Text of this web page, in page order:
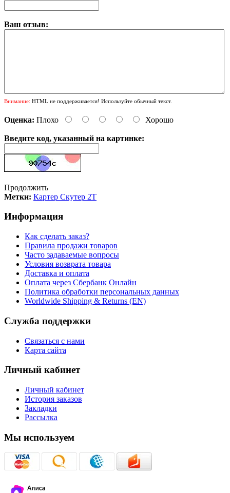
Ваш отзыв:
Внимание: HTML не поддерживается! Используйте обычный текст.
Оценка: Плохо Хорошо
Введите код, указанный на картинке:
Продолжить
Метки: Картер Скутер 2Т
Информация
Как сделать заказ?
Правила продажи товаров
Часто задаваемые вопросы
Условия возврата товара
Доставка и оплата
Оплата через Сбербанк Онлайн
Политика обработки персональных данных
Worldwide Shipping & Returns (EN)
Служба поддержки
Связаться с нами
Карта сайта
Личный кабинет
Личный кабинет
История заказов
Закладки
Рассылка
Мы используем